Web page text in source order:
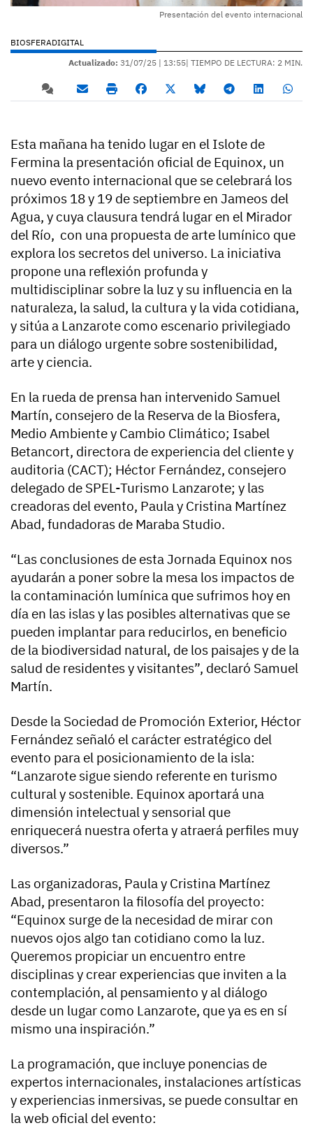
Presentación del evento internacional
BIOSFERADIGITAL
Actualizado: 31/07/25 | 13:55| TIEMPO DE LECTURA: 2 MIN.
Esta mañana ha tenido lugar en el Islote de
Fermina la presentación oficial de Equinox, un
nuevo evento internacional que se celebrará los
próximos 18 y 19 de septiembre en Jameos del
Agua, y cuya clausura tendrá lugar en el Mirador
del Río, con una propuesta de arte lumínico que
explora los secretos del universo. La iniciativa
propone una reflexión profunda y
multidisciplinar sobre la luz y su influencia en la
naturaleza, la salud, la cultura y la vida cotidiana,
y sitúa a Lanzarote como escenario privilegiado
para un diálogo urgente sobre sostenibilidad,
arte y ciencia.
En la rueda de prensa han intervenido Samuel
Martín, consejero de la Reserva de la Biosfera,
Medio Ambiente y Cambio Climático; Isabel
Betancort, directora de experiencia del cliente y
auditoria (CACT); Héctor Fernández, consejero
delegado de SPEL-Turismo Lanzarote; y las
creadoras del evento, Paula y Cristina Martínez
Abad, fundadoras de Maraba Studio.
“Las conclusiones de esta Jornada Equinox nos
ayudarán a poner sobre la mesa los impactos de
la contaminación lumínica que sufrimos hoy en
día en las islas y las posibles alternativas que se
pueden implantar para reducirlos, en beneficio
de la biodiversidad natural, de los paisajes y de la
salud de residentes y visitantes”, declaró Samuel
Martín.
Desde la Sociedad de Promoción Exterior, Héctor
Fernández señaló el carácter estratégico del
evento para el posicionamiento de la isla:
“Lanzarote sigue siendo referente en turismo
cultural y sostenible. Equinox aportará una
dimensión intelectual y sensorial que
enriquecerá nuestra oferta y atraerá perfiles muy
diversos.”
Las organizadoras, Paula y Cristina Martínez
Abad, presentaron la filosofía del proyecto:
“Equinox surge de la necesidad de mirar con
nuevos ojos algo tan cotidiano como la luz.
Queremos propiciar un encuentro entre
disciplinas y crear experiencias que inviten a la
contemplación, al pensamiento y al diálogo
desde un lugar como Lanzarote, que ya es en sí
mismo una inspiración.”
La programación, que incluye ponencias de
expertos internacionales, instalaciones artísticas
y experiencias inmersivas, se puede consultar en
la web oficial del evento: